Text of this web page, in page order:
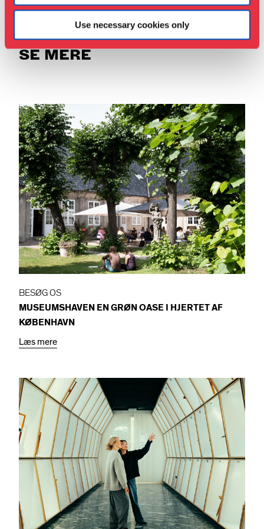
Use necessary cookies only
SE MERE
BESØG OS
MUSEUMSHAVENEN GRØN OASE I HJERTET AF
KØBENHAVN
Læs mere